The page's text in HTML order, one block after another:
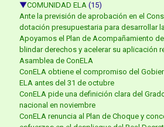
▼COMUNIDAD ELA (15)
Ante la previsión de aprobación en el
dotación presupuestaria para desarrollar
Apoyamos el Plan de Acompañamiento
blindar derechos y acelerar su aplicación
Asamblea de ConELA
ConELA obtiene el compromiso del
ELA antes del 31 de octubre
ConELA pide una definición clara del
nacional en noviembre
ConELA renuncia al Plan de Choque y